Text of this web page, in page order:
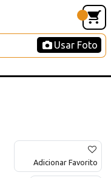
Usar Foto
Adicionar Favorito